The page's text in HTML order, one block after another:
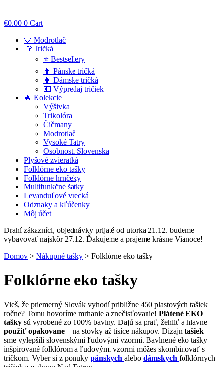
€0.00 0 Cart
💙 Modrotlač
👕 Tričká
⭐ Bestsellery
👨 Pánske tričká
👩 Dámske tričká
💶 Výpredaj tričiek
🔥 Kolekcie
Výšivka
Trikolóra
Čičmany
Modrotlač
Vysoké Tatry
Osobnosti Slovenska
Plyšové zvieratká
Folklórne eko tašky
Folklórne hrnčeky
Multifunkčné šatky
Levanduľové vrecká
Odznaky a kľúčenky
Môj účet
Drahí zákazníci, objednávky prijaté od utorka 21.12. budeme
vybavovať najskôr 27.12. Ďakujeme a prajeme krásne Vianoce!
Domov > Nákupné tašky > Folklórne eko tašky
Folklórne eko tašky
Vieš, že priemerný Slovák vyhodí približne 450 plastových tašiek
ročne? Tomu hovoríme mrhanie a znečisťovanie! Plátené EKO
tašky sú vyrobené zo 100% bavlny. Dajú sa prať, žehliť a hlavne
použiť opakovane – na stovky až tisíce nákupov. Dizajn tašiek
sme vylepšili slovenskými ľudovými vzormi. Bavlnené eko tašky
inšpirované folklórom a ľudovými vzormi môžes skombinovať s
tričkom. Vyber si z ponuky pánskych alebo dámskych folklórnych